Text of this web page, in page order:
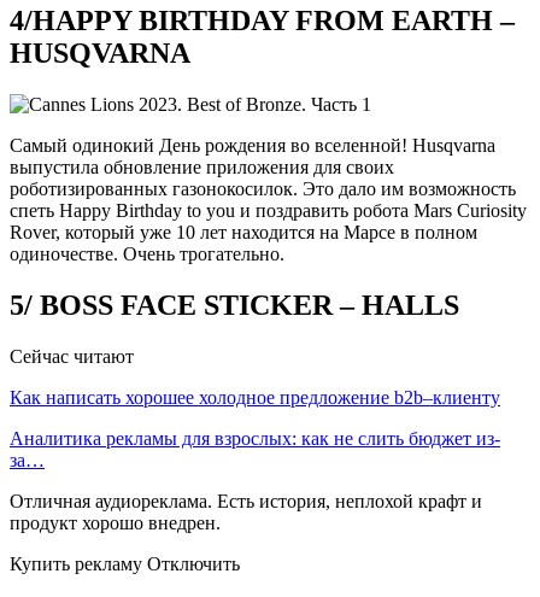
4/HAPPY BIRTHDAY FROM EARTH –
HUSQVARNA
Самый одинокий День рождения во вселенной! Husqvarna
выпустила обновление приложения для своих
роботизированных газонокосилок. Это дало им возможность
спеть Happy Birthday to you и поздравить робота Mars Curiosity
Rover, который уже 10 лет находится на Марсе в полном
одиночестве. Очень трогательно.
5/ BOSS FACE STICKER – HALLS
Сейчас читают
Как написать хорошее холодное предложение b2b–клиенту
Аналитика рекламы для взрослых: как не слить бюджет из-
за…
Отличная аудиореклама. Есть история, неплохой крафт и
продукт хорошо внедрен.
Купить рекламу Отключить